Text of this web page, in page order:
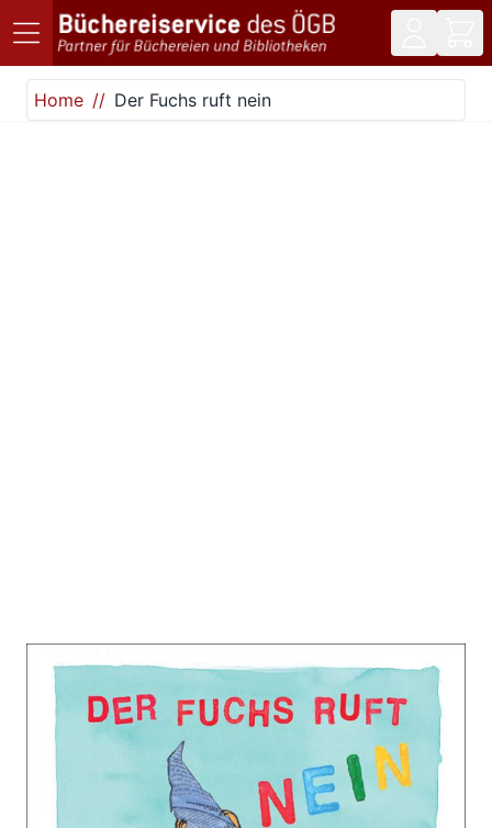
Direkt zum Inhalt
Home
Der Fuchs ruft nein
Der Fuchs ruft nein
Zur Wunschliste hinzufügen